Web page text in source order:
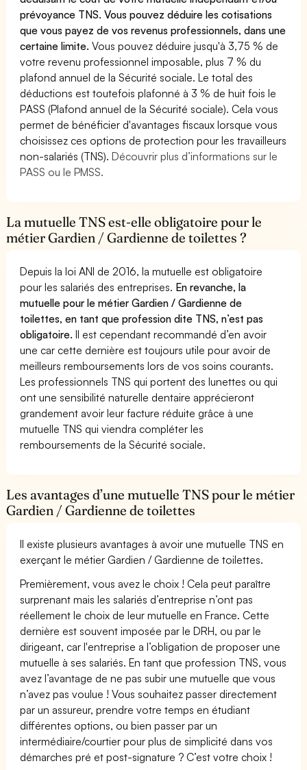
prévoyance TNS. Vous pouvez déduire les cotisations
que vous payez de vos revenus professionnels, dans une
certaine limite.Vous pouvez déduire jusqu'à 3,75 % de
votre revenu professionnel imposable, plus 7 % du
plafond annuel de la Sécurité sociale. Le total des
déductions est toutefois plafonné à 3 % de huit fois le
PASS (Plafond annuel de la Sécurité sociale). Cela vous
permet de bénéficier d'avantages fiscaux lorsque vous
choisissez ces options de protection pour les travailleurs
non-salariés (TNS).Découvrir plus d’informations sur le
PASS ou le PMSS.
La mutuelle TNS est-elle obligatoire pour le
métier Gardien / Gardienne de toilettes ?
Depuis la loi ANI de 2016, la mutuelle est obligatoire
pour les salariés des entreprises. En revanche, la
mutuelle pour le métier Gardien / Gardienne de
toilettes, en tant que profession dite TNS, n’est pas
obligatoire.Il est cependant recommandé d’en avoir
une car cette dernière est toujours utile pour avoir de
meilleurs remboursements lors de vos soins courants.
Les professionnels TNS qui portent des lunettes ou qui
ont une sensibilité naturelle dentaire apprécieront
grandement avoir leur facture réduite grâce à une
mutuelle TNS qui viendra compléter les
remboursements de la Sécurité sociale.
Les avantages d’une mutuelle TNS pour le métier
Gardien / Gardienne de toilettes
Il existe plusieurs avantages à avoir une mutuelle TNS en
exerçant le métier Gardien / Gardienne de toilettes.
Premièrement, vous avez le choix ! Cela peut paraître
surprenant mais les salariés d’entreprise n’ont pas
réellement le choix de leur mutuelle en France. Cette
dernière est souvent imposée par le DRH, ou par le
dirigeant, car l'entreprise a l’obligation de proposer une
mutuelle à ses salariés. En tant que profession TNS, vous
avez l’avantage de ne pas subir une mutuelle que vous
n’avez pas voulue ! Vous souhaitez passer directement
par un assureur, prendre votre temps en étudiant
différentes options, ou bien passer par un
intermédiaire/courtier pour plus de simplicité dans vos
démarches pré et post-signature ? C’est votre choix !